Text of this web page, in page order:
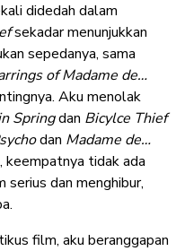
didedah dalam
sekadar menunjukkan
sepedanya, sama
of Madame de…
Aku menolak
Springdan Bicylce Thief
dan Madame de…
keempatnya tidak ada
serius dan menghibur,
film, aku beranggapan